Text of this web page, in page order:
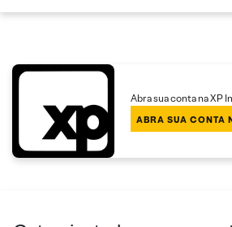
Abra sua conta na XP
ABRA SUA CONTA